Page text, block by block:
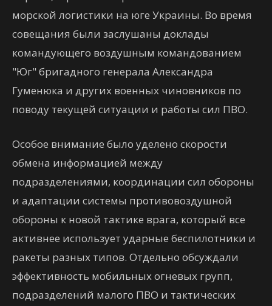
морской логистики на юге Украины. Во время
совещания были заслушаны доклады
командующего воздушным командованием
"Юг" бригадного генерала Александра
Гуменюка и других военных чиновников по
поводу текущей ситуации и работы сил ПВО.
Особое внимание было уделено скорости
обмена информацией между
подразделениями, координации сил обороны
и адаптации системы противовоздушной
обороны к новой тактике врага, который все
активнее использует ударные беспилотники и
ракеты разных типов. Отдельно обсуждали
эффективность мобильных огневых групп,
подразделений малого ПВО и тактических